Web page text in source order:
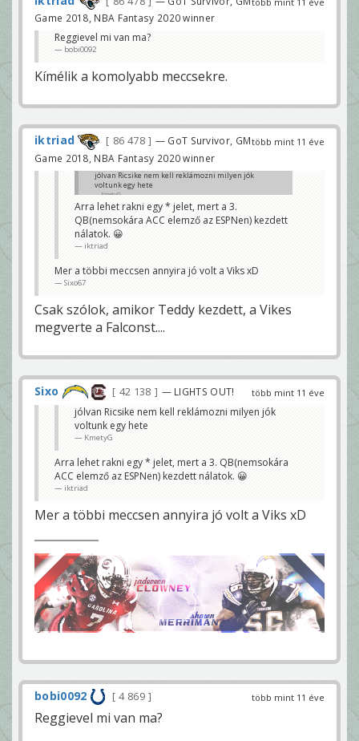
Game 2018, NBA Fantasy 2020 winner
Reggievel mi van ma?
bobi0092
Kímélik a komolyabb meccsekre.
több mint 11 éve
iktriad 86 478
— GoT Survivor, GM
Game 2018, NBA Fantasy 2020 winner
jólvan Ricsike nem kell reklámozni milyen jók
voltunk egy hete
KmetyG
Arra lehet rakni egy * jelet, mert a 3.
QB(nemsokára ACC elemző az ESPNen) kezdett
nálatok. 😀
iktriad
Mer a többi meccsen annyira jó volt a Viks xD
Sixo67
Csak szólok, amikor Teddy kezdett, a Vikes
megverte a Falconst....
több mint 11 éve
Sixo 42 138 — LIGHTS OUT!
jólvan Ricsike nem kell reklámozni milyen jók
voltunk egy hete
KmetyG
Arra lehet rakni egy * jelet, mert a 3. QB(nemsokára
ACC elemző az ESPNen) kezdett nálatok. 😀
iktriad
Mer a többi meccsen annyira jó volt a Viks xD
több mint 11 éve
bobi0092 4 869
Reggievel mi van ma?